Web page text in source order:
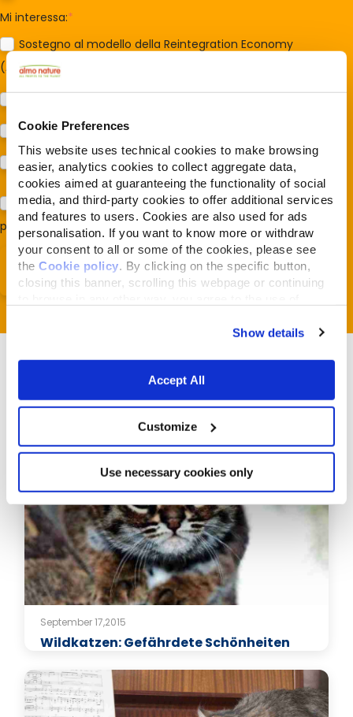
Cookie Preferences
This website uses technical cookies to make browsing
easier, analytics cookies to collect aggregate data,
cookies aimed at guaranteeing the functionality of social
media, and third-party cookies to offer additional services
and features to users. Cookies are also used for ads
personalisation. If you want to know more or withdraw
your consent to all or some of the cookies, please see
the Cookie policy . By clicking on the specific button,
closing this banner, scrolling this webpage or continuing
Show details
Accept All
Customize
Use necessary cookies only
Mi interessa:*
Sostegno al modello della Reintegration Economy
(Almonature - Fondazione Capellino)
Protezione dei cani e dei gatti (Almo Nature)
Prodotti (Almo Nature)
Acconsento al trattamento dei miei dati e dichiaro di aver
preso visione della
Privacy Policy*
Verwandte Artikel
September 17,2015
Wildkatzen: Gefährdete Schönheiten